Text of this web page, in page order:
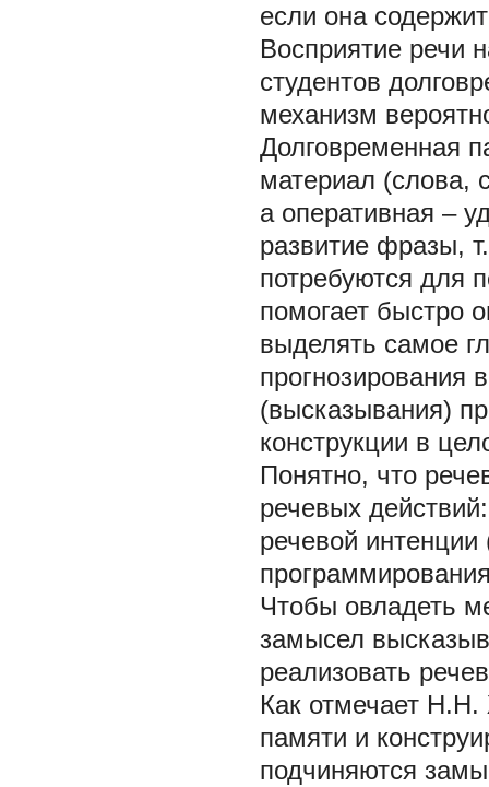
если она
Восприятие речи
студентов
механизм
Долговременная
материал (слова,
а оперативная –
развитие фразы,
потребуются для
помогает быстро
выделять самое
прогнозирования
(высказывания)
конструкции в
Понятно, что
речевых
речевой
Чтобы овладеть
замысел
реализовать
Как отмечает Н.Н.
памяти и
подчиняются